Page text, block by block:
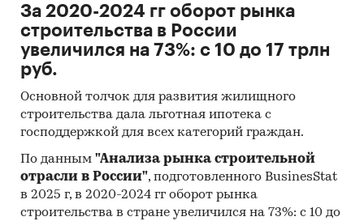
За 2020-2024 гг оборот рынка
строительства в России
увеличился на 73%: с 10 до 17 трлн
руб.
Основной толчок для развития жилищного
строительства дала льготная ипотека с
господдержкой для всех категорий граждан.
По данным "Анализа рынка строительной
отрасли в России", подготовленного BusinesStat
в 2025 г, в 2020-2024 гг оборот рынка
строительства в стране увеличился на 73%: с 10 до